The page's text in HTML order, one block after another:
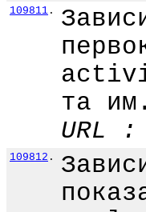
109811 .
та
URL :
109812 .